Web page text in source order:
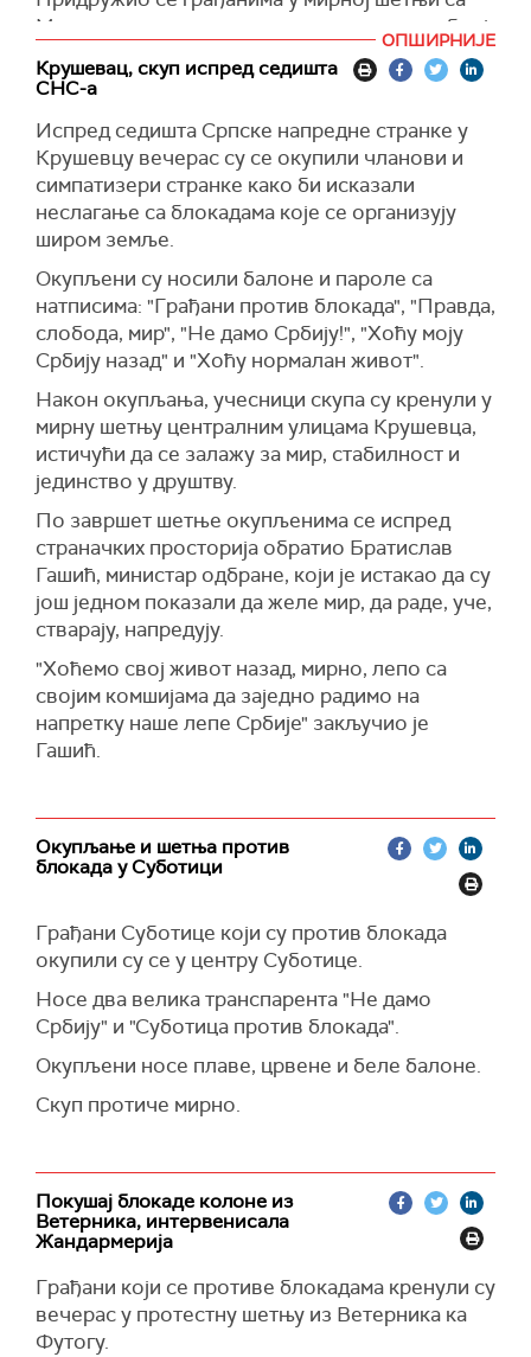
Магистратског трга, где се окупио велики број
Са грађанима у Земуну су и министар правде
Ненад Вујић, директор Канцеларије за јавну и
културну дипломатију Арно Гујон, директор
Канцеларије за КиМ Петар Петковић и глумац
Лазар Ристовски.
ОПШИРНИЈЕ
Крушевац, скуп испред седишта
СНС-а
Испред седишта Српске напредне странке у
Крушевцу вечерас су се окупили чланови и
симпатизери странке како би исказали
неслагање са блокадама које се организују
широм земље.
Окупљени су носили балоне и пароле са
натписима: "Грађани против блокада", "Правда,
слобода, мир", "Не дамо Србију!", "Хоћу моју
Србију назад" и "Хоћу нормалан живот".
Након окупљања, учесници скупа су кренули у
мирну шетњу централним улицама Крушевца,
истичући да се залажу за мир, стабилност и
јединство у друштву.
По завршет шетње окупљенима се испред
страначких просторија обратио Братислав
Гашић, министар одбране, који је истакао да су
још једном показали да желе мир, да раде, уче,
стварају, напредују.
"Хоћемо свој живот назад, мирно, лепо са
својим комшијама да заједно радимо на
напретку наше лепе Србије" закључио је
Гашић.
Окупљање и шетња против
блокада у Суботици
Грађани Суботице који су против блокада
окупили су се у центру Суботице.
Носе два велика транспарента "Не дамо
Србију" и "Суботица против блокада".
Окупљени носе плаве, црвене и беле балоне.
Скуп протиче мирно.
Покушај блокаде колоне из
Ветерника, интервенисала
Жандармерија
Грађани који се противе блокадама кренули су
вечерас у протестну шетњу из Ветерника ка
Футогу.